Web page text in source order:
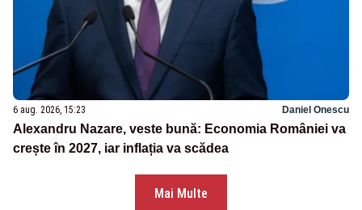
6 aug. 2026, 15:23 Daniel Onescu
Alexandru Nazare, veste bună: Economia României va
crește în 2027, iar inflația va scădea
Mai Multe